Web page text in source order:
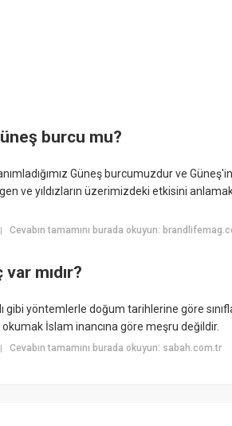
burcu mu?
Güneş burcumuzdur ve
ve yıldızların üzerimizdeki etkisini
Cevabın tamamını burada okuyun:
mıdır?
gibi yöntemlerle doğum tarihlerine göre
İslam inancına göre meşru değildir.
Cevabın tamamını burada okuyun: sabah.com.tr